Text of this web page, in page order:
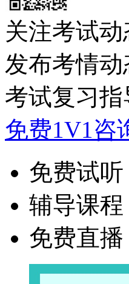
关注考试动
发布考情动
考试复习指
免费1V1咨
免费试听
辅导课程
免费直播